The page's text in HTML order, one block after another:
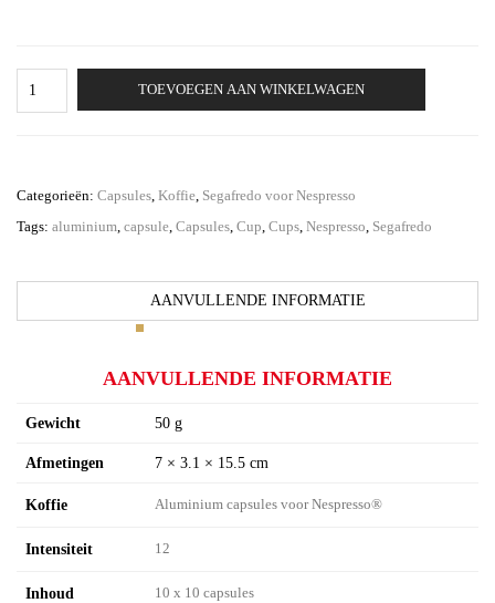
Intenso
capsules
TOEVOEGEN AAN WINKELWAGEN
Categorieën: Capsules Koffie Segafredo voor Nespresso
Tags: aluminium capsule Capsules Cup Cups Nespresso Segafredo
AANVULLENDE INFORMATIE
AANVULLENDE INFORMATIE
Gewicht 50 g
Afmetingen 7 × 3.1 × 15.5 cm
Koffie Aluminium capsules voor Nespresso®
Intensiteit 12
Inhoud 10 x 10 capsules